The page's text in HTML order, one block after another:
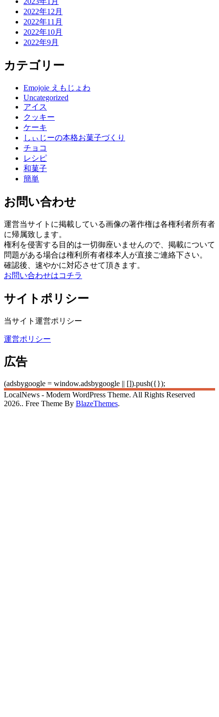
2022年12月
2022年11月
2022年10月
2022年9月
カテゴリー
Emojoie えもじょわ
Uncategorized
アイス
クッキー
ケーキ
しぃじーの本格お菓子づくり
チョコ
レシピ
和菓子
簡単
お問い合わせ
運営当サイトに掲載している画像の著作権は各権利者所有者
に帰属致します。
権利を侵害する目的は一切御座いませんので、掲載について
問題がある場合は権利所有者様本人が直接ご連絡下さい。
確認後、速やかに対応させて頂きます。
お問い合わせはコチラ
サイトポリシー
当サイト運営ポリシー
運営ポリシー
広告
(adsbygoogle = window.adsbygoogle || []).push({});
LocalNews - Modern WordPress Theme. All Rights Reserved
2026.. Free Theme By BlazeThemes.